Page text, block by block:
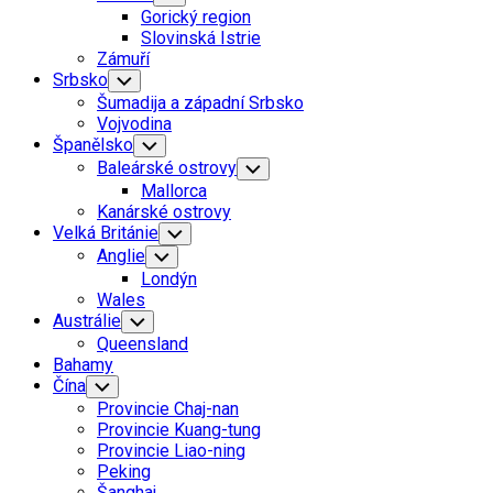
Child
Menu
Gorický region
Slovinská Istrie
Zámuří
Srbsko Toggle
Child
Menu
Šumadija a západní Srbsko
Vojvodina
Španělsko Toggle
Child
Menu
Baleárské ostrovy Toggle
Child
Mallorca
Kanárské ostrovy
Velká Británie Toggle
Child
Menu
Anglie Toggle
Child
Menu
Londýn
Wales
Austrálie Toggle
Child
Menu
Queensland
Bahamy
Čína Toggle
Child
Menu
Provincie Chaj-nan
Provincie Kuang-tung
Provincie Liao-ning
Peking